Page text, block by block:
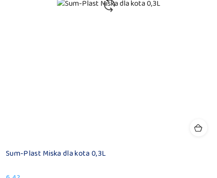
Sum-Plast Miska dla kota 0,3L